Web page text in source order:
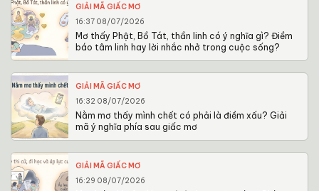
GIẢI MÃ GIẤC MƠ
16:37 08/07/2026
Mơ thấy Phật, Bồ Tát, thần linh có ý nghĩa gì? Điềm
báo tâm linh hay lời nhắc nhở trong cuộc sống?
GIẢI MÃ GIẤC MƠ
16:32 08/07/2026
Nằm mơ thấy mình chết có phải là điềm xấu? Giải
mã ý nghĩa phía sau giấc mơ
GIẢI MÃ GIẤC MƠ
16:29 08/07/2026